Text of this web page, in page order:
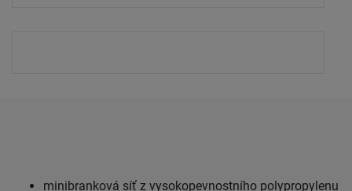
minibranková síť z vysokopevnostního polypropylenu